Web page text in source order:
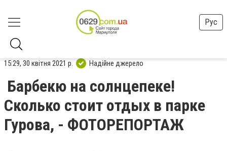
Рус
15:29, 30 квітня 2021 р. Надійне джерело
Барбекю на солнцепеке!
Сколько стоит отдых в парке
Гурова, - ФОТОРЕПОРТАЖ